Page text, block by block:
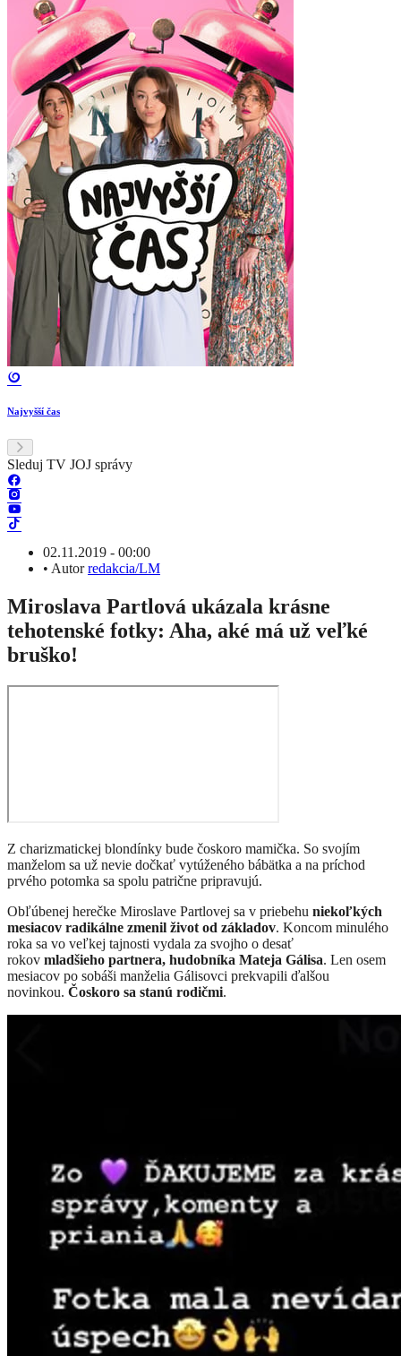
Najvyšší čas
Sleduj TV JOJ správy
02.11.2019 - 00:00
• Autorredakcia/LM
Miroslava Partlová ukázala krásne
tehotenské fotky: Aha, aké má už veľké
bruško!
Z charizmatickej blondínky bude čoskoro mamička. So svojím
manželom sa už nevie dočkať vytúženého bábätka a na príchod
prvého potomka sa spolu patrične pripravujú.
Obľúbenej herečke Miroslave Partlovej sa v priebehu niekoľkých
mesiacov radikálne zmenil život od základov. Koncom minulého
roka sa vo veľkej tajnosti vydala za svojho o desať
rokov mladšieho partnera, hudobníka Mateja Gálisa. Len osem
mesiacov po sobáši manželia Gálisovci prekvapili ďalšou
novinkou. Čoskoro sa stanú rodičmi.